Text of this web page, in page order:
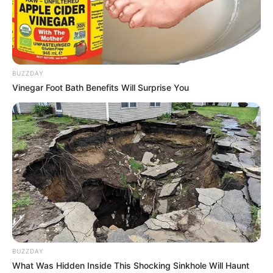
Best 100+ aankhen shayari in hindi
खूबसूरत आँखों पर शायरी
August 21, 2025 byadmin
BUZZDAY
Vinegar Foot Bath Benefits Will Surprise You
BUZZDAY
What Was Hidden Inside This Shocking Sinkhole Will Haunt